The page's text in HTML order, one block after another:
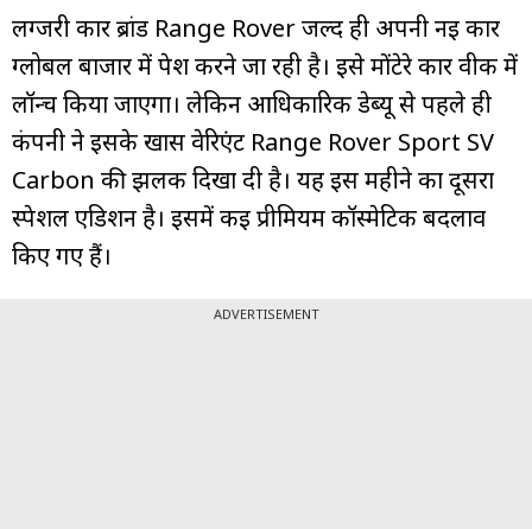
लग्जरी कार ब्रांड Range Rover जल्द ही अपनी नई कार
ग्लोबल बाजार में पेश करने जा रही है। इसे मोंटेरे कार वीक में
लॉन्च किया जाएगा। लेकिन आधिकारिक डेब्यू से पहले ही
कंपनी ने इसके खास वेरिएंट Range Rover Sport SV
Carbon की झलक दिखा दी है। यह इस महीने का दूसरा
स्पेशल एडिशन है। इसमें कई प्रीमियम कॉस्मेटिक बदलाव
किए गए हैं।
ADVERTISEMENT